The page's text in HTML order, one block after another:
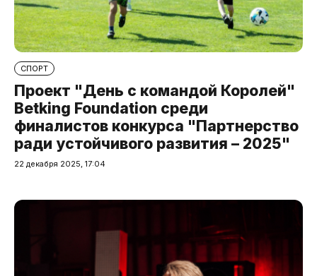
СПОРТ
Проект "День с командой Королей"
Betking Foundation среди
финалистов конкурса "Партнерство
ради устойчивого развития – 2025"
22 декабря 2025, 17:04